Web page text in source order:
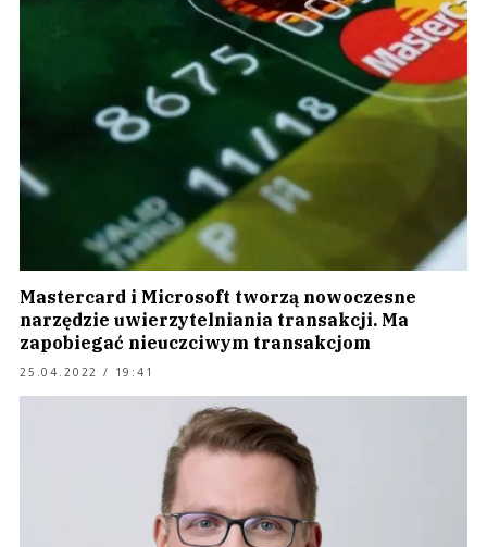
Mastercard i Microsoft tworzą nowoczesne
narzędzie uwierzytelniania transakcji. Ma
zapobiegać nieuczciwym transakcjom
25.04.2022 / 19:41